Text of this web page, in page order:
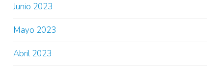
Junio 2023
Mayo 2023
Abril 2023